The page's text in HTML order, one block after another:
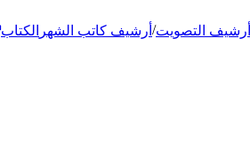
أرشيف التصويت/ أرشيف كاتب الشهر الكتاب